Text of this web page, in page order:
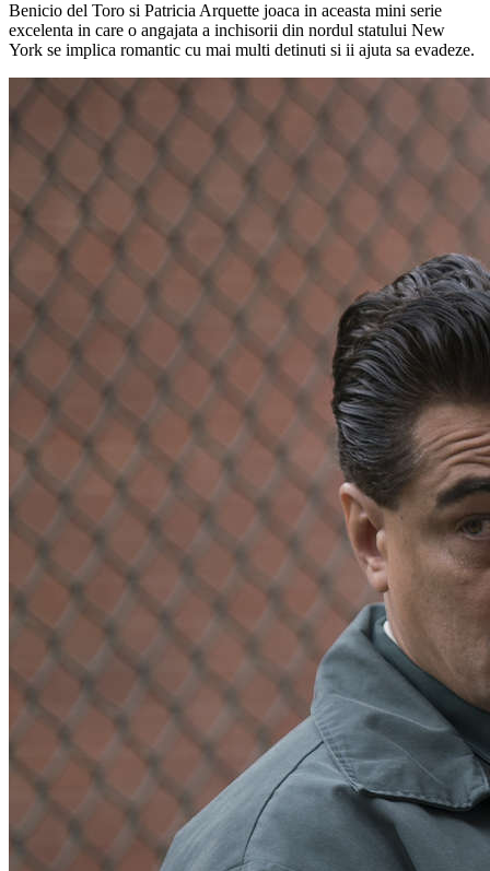
Benicio del Toro si Patricia Arquette joaca in aceasta mini serie
excelenta in care o angajata a inchisorii din nordul statului New
York se implica romantic cu mai multi detinuti si ii ajuta sa evadeze.